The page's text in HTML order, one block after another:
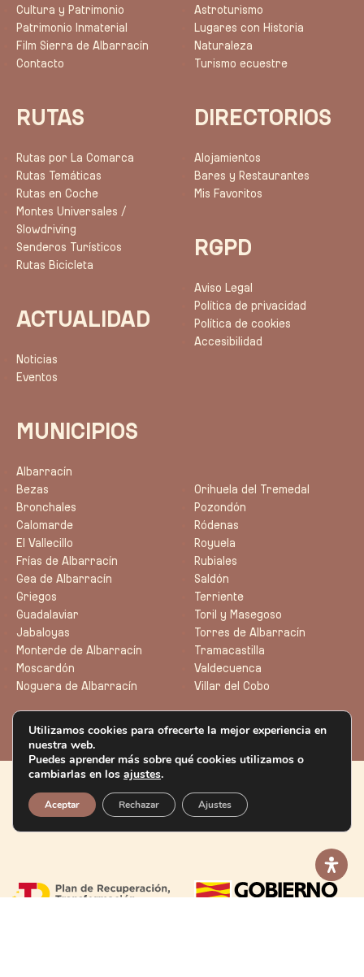
Cultura y Patrimonio
Patrimonio Inmaterial
Film Sierra de Albarracín
Contacto
RUTAS
Rutas por La Comarca
Rutas Temáticas
Rutas en Coche
Montes Universales /
Slowdriving
Senderos Turísticos
Rutas Bicicleta
ACTUALIDAD
Noticias
Eventos
Astroturismo
Lugares con Historia
Naturaleza
Turismo ecuestre
DIRECTORIOS
Alojamientos
Bares y Restaurantes
Mis Favoritos
RGPD
Aviso Legal
Política de privacidad
Política de cookies
Accesibilidad
MUNICIPIOS
Albarracín
Bezas
Bronchales
Calomarde
El Vallecillo
Frías de Albarracín
Gea de Albarracín
Griegos
Guadalaviar
Jabaloyas
Monterde de Albarracín
Moscardón
Noguera de Albarracín
Orihuela del Tremedal
Pozondón
Ródenas
Royuela
Rubiales
Saldón
Terriente
Toril y Masegoso
Torres de Albarracín
Tramacastilla
Valdecuenca
Villar del Cobo
Utilizamos cookies para ofrecerte la mejor experiencia en
nuestra web.
Puedes aprender más sobre qué cookies utilizamos o
cambiarlas en los ajustes.
Aceptar Rechazar Ajustes